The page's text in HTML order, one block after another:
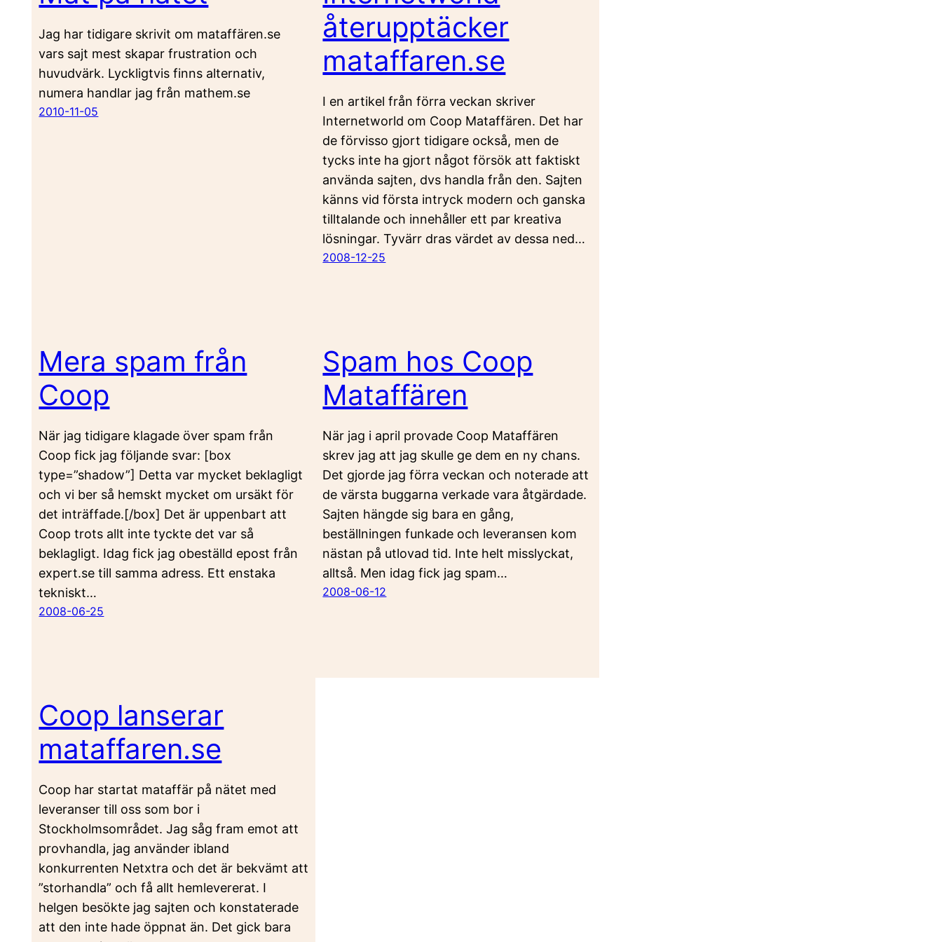
Jag har tidigare skrivit om mataffären.se
vars sajt mest skapar frustration och
huvudvärk. Lyckligtvis finns alternativ,
numera handlar jag från mathem.se
2010-11-05
återupptäcker
mataffaren.se
I en artikel från förra veckan skriver
Internetworld om Coop Mataffären. Det har
de förvisso gjort tidigare också, men de
tycks inte ha gjort något försök att faktiskt
använda sajten, dvs handla från den. Sajten
känns vid första intryck modern och ganska
tilltalande och innehåller ett par kreativa
lösningar. Tyvärr dras värdet av dessa ned…
2008-12-25
Mera spam från
Coop
När jag tidigare klagade över spam från
Coop fick jag följande svar: [box
type=”shadow”] Detta var mycket beklagligt
och vi ber så hemskt mycket om ursäkt för
det inträffade.[/box] Det är uppenbart att
Coop trots allt inte tyckte det var så
beklagligt. Idag fick jag obeställd epost från
expert.se till samma adress. Ett enstaka
tekniskt…
2008-06-25
Spam hos Coop
Mataffären
När jag i april provade Coop Mataffären
skrev jag att jag skulle ge dem en ny chans.
Det gjorde jag förra veckan och noterade att
de värsta buggarna verkade vara åtgärdade.
Sajten hängde sig bara en gång,
beställningen funkade och leveransen kom
nästan på utlovad tid. Inte helt misslyckat,
alltså. Men idag fick jag spam…
2008-06-12
Coop lanserar
mataffaren.se
Coop har startat mataffär på nätet med
leveranser till oss som bor i
Stockholmsområdet. Jag såg fram emot att
provhandla, jag använder ibland
konkurrenten Netxtra och det är bekvämt att
”storhandla” och få allt hemlevererat. I
helgen besökte jag sajten och konstaterade
att den inte hade öppnat än. Det gick bara